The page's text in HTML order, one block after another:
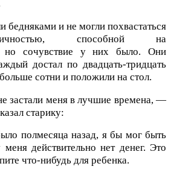
бедняками и не могли похвастаться
способной на
но сочувствие у них было. Они
достал по двадцать-тридцать
сотни и положили на стол.
застали меня в лучшие времена, —
старику:
полмесяца назад, я бы мог быть
действительно нет денег. Это
что-нибудь для ребенка.